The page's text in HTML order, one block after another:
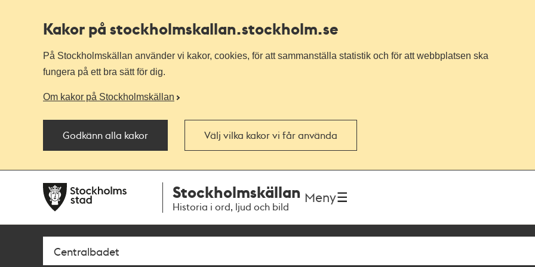
Kakor på stockholmskallan.stockholm.se
På Stockholmskällan använder vi kakor, cookies, för att sammanställa statistik och för att webbplatsen ska
fungera på ett bra sätt för dig.
Om kakor på Stockholmskällan
Godkänn alla kakor Välj vilka kakor vi får använda
navigationen
huvudinnehållet
Stockholmskällan
Historia i ord, ljud och bild
Meny
Sök